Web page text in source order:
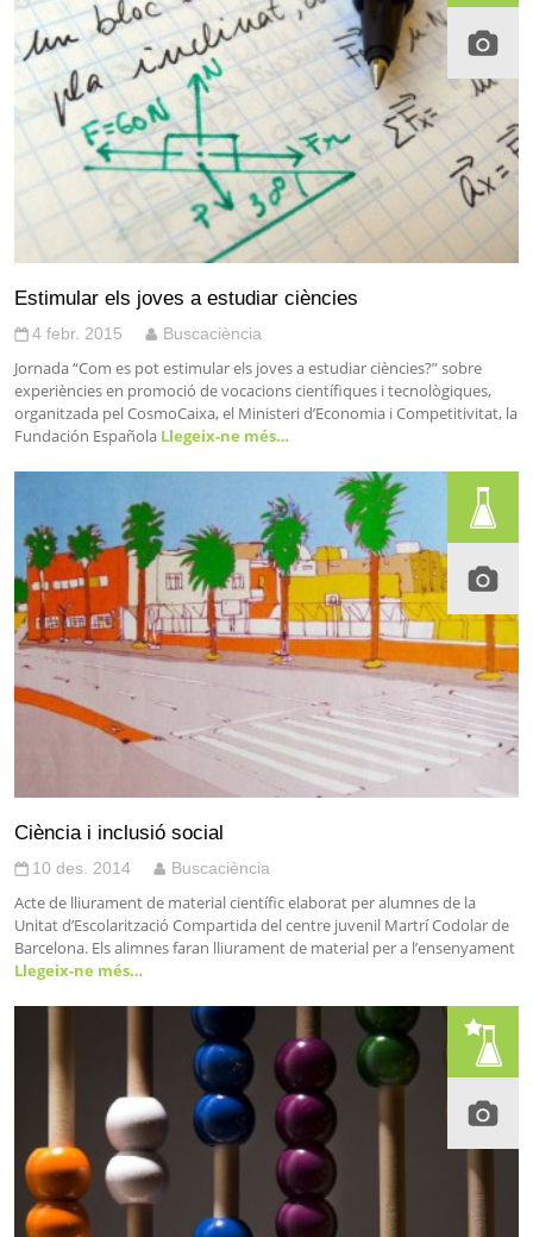
Estimular els joves a estudiar ciències
4 febr. 2015 Buscaciència
Jornada “Com es pot estimular els joves a estudiar ciències?” sobre
experiències en promoció de vocacions científiques i tecnològiques,
organitzada pel CosmoCaixa, el Ministeri d’Economia i Competitivitat, la
Fundación Española Llegeix-ne més…
Ciència i inclusió social
10 des. 2014 Buscaciència
Acte de lliurament de material científic elaborat per alumnes de la
Unitat d’Escolarització Compartida del centre juvenil Martrí Codolar de
Barcelona. Els alimnes faran lliurament de material per a l’ensenyament
Llegeix-ne més…